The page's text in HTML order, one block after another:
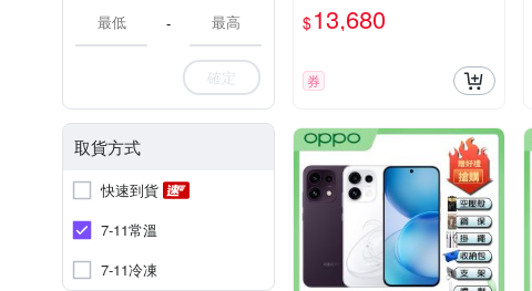
-
確定
取貨方式
快速到貨
7-11常溫
7-11冷凍
$13,680
券